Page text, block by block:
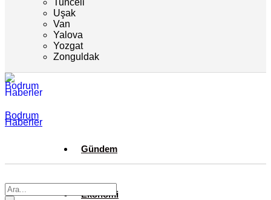
Tunceli
Uşak
Van
Yalova
Yozgat
Zonguldak
Bodrum
Haberler
Gündem
Ekonomi